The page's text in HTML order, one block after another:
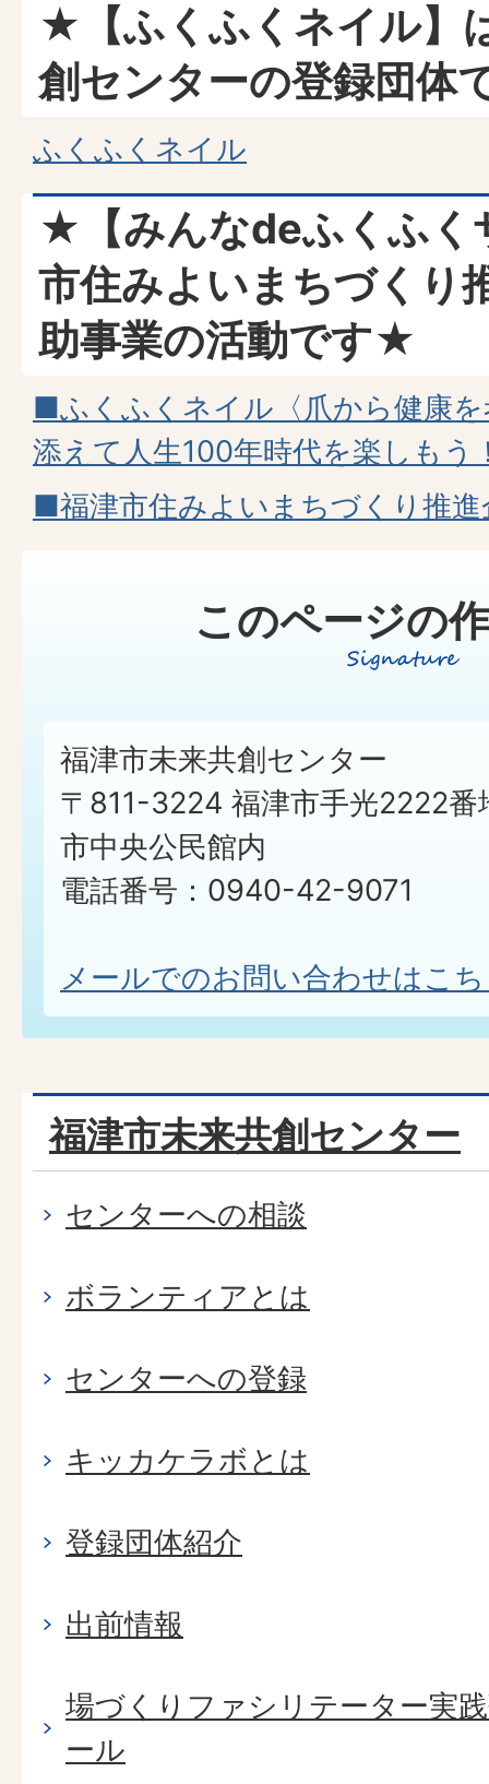
★【ふくふくネイル】
創センターの登録団体
ふくふくネイル
★【みんなdeふくふく
市住みよいまちづくり
助事業の活動です★
■ふくふくネイル〈爪から健康
添えて人生100年時代を楽しもう
■福津市住みよいまちづくり推進
このページの
福津市未来共創センター
〒811-3224 福津市手光2222番
市中央公民館内
電話番号：0940-42-9071
メールでのお問い合わせはこ
福津市未来共創センター
センターへの相談
ボランティアとは
センターへの登録
キッカケラボとは
登録団体紹介
出前情報
場づくりファシリテーター実
ール